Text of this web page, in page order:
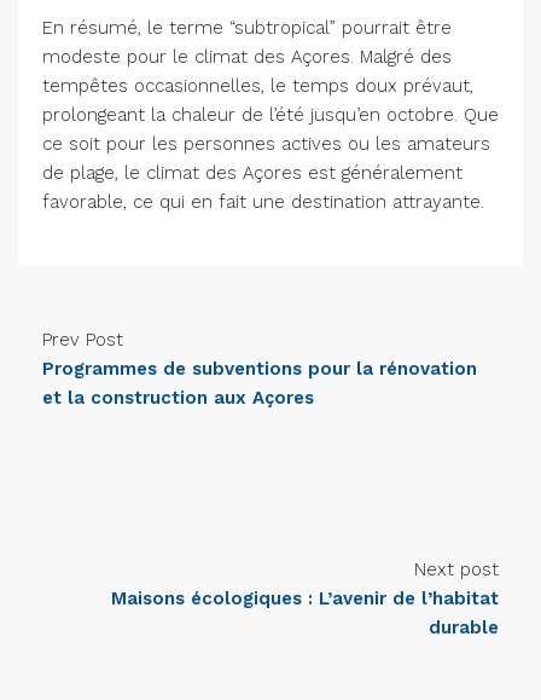
En résumé, le terme “subtropical” pourrait être
modeste pour le climat des Açores. Malgré des
tempêtes occasionnelles, le temps doux prévaut,
prolongeant la chaleur de l’été jusqu’en octobre. Que
ce soit pour les personnes actives ou les amateurs
de plage, le climat des Açores est généralement
favorable, ce qui en fait une destination attrayante.
Prev Post
Programmes de subventions pour la rénovation
et la construction aux Açores
Next post
Maisons écologiques : L’avenir de l’habitat
durable